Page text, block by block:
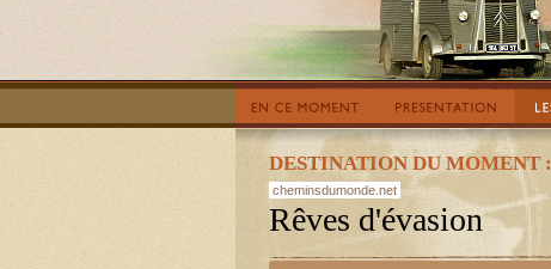
DESTINATION DU MOMENT :
cheminsdumonde.net
Rêves d'évasion